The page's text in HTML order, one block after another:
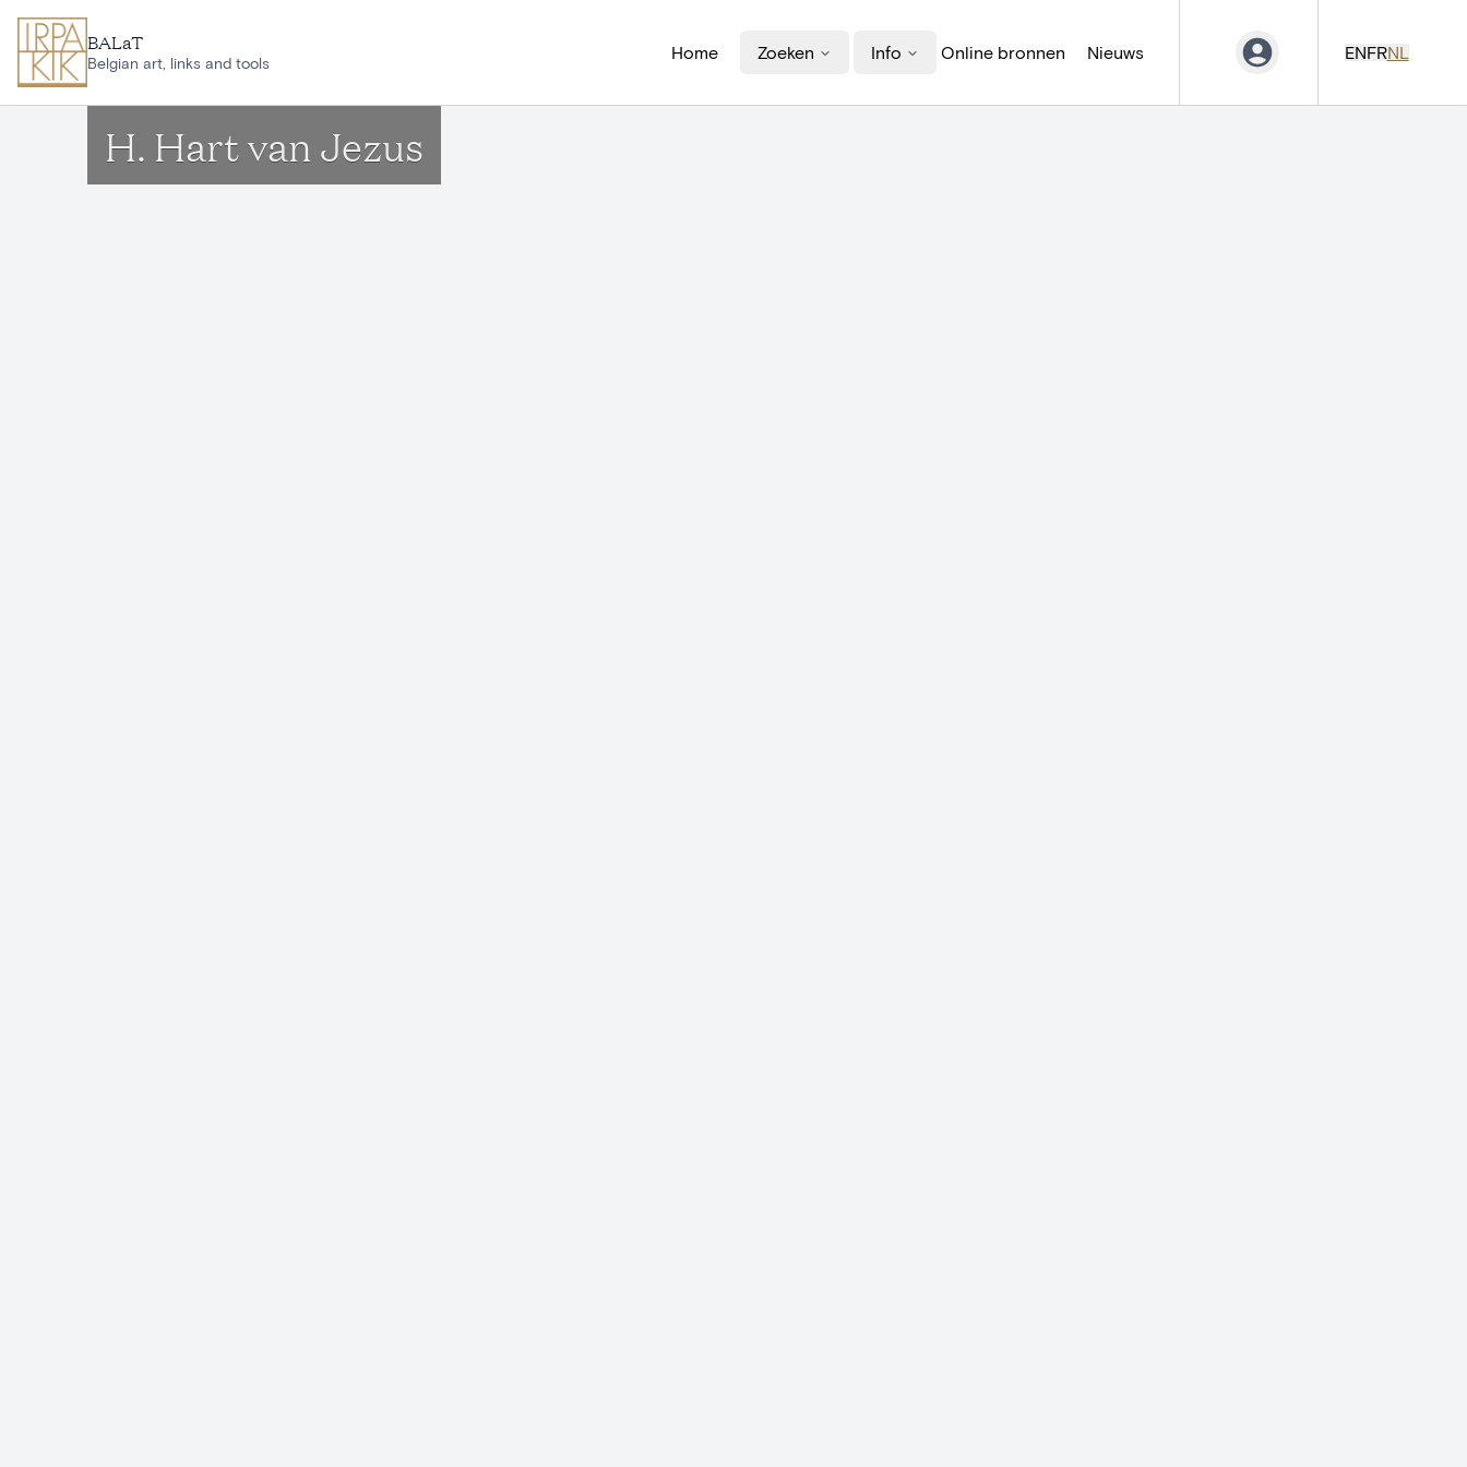
BALaT
Belgian art, links and tools
Home Zoeken Info Online bronnen Nieuws ENFRNL
H. Hart van Jezus